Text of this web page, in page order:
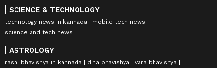
SCIENCE & TECHNOLOGY
technology news in kannada
mobile tech news
science and tech news
ASTROLOGY
rashi bhavishya in kannada dina bhavishya
vara bhavishya